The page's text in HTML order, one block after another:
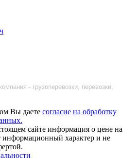
- грузоперевозки, перевозки,
Вы даете согласие на обработку
сайте информация о цене на
информационный характер и не